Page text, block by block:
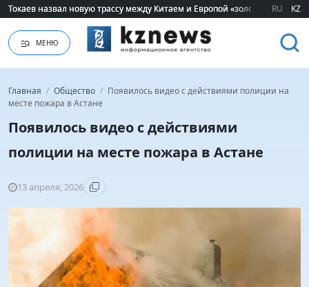
Токаев назвал новую трассу между Китаем и Европой «золотым мостом»
Токаев назвал новую трассу между Китаем и Европой «золотым мостом»
RU KZ
МЕНЮ
Главная / Общество / Появилось видео с действиями полиции на
месте пожара в Астане
Появилось видео с действиями
полиции на месте пожара в Астане
13 апреля, 2026